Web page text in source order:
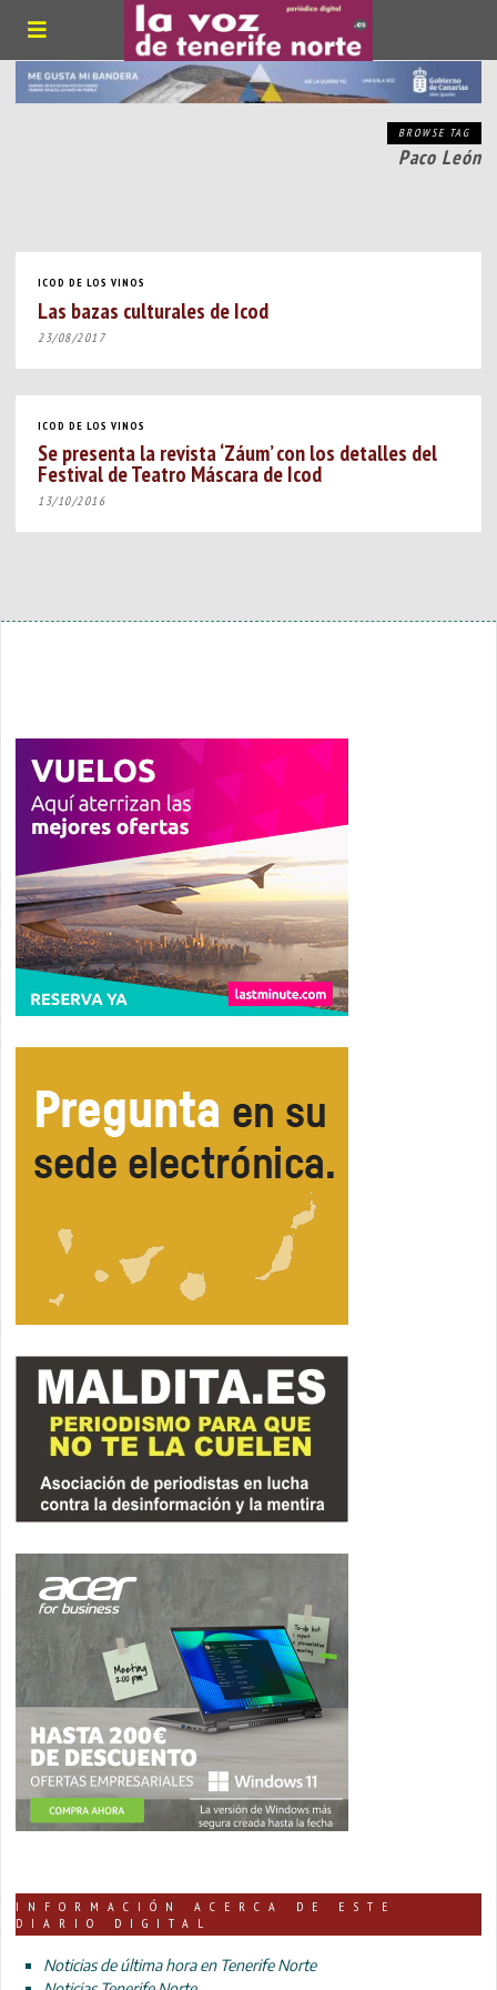
BROWSE TAG
Paco León
ICOD DE LOS VINOS
Las bazas culturales de Icod
23/08/2017
ICOD DE LOS VINOS
Se presenta la revista ‘Záum’ con los detalles del
Festival de Teatro Máscara de Icod
13/10/2016
INFORMACIÓN ACERCA DE ESTE
DIARIO DIGITAL
Noticias de última hora en Tenerife Norte